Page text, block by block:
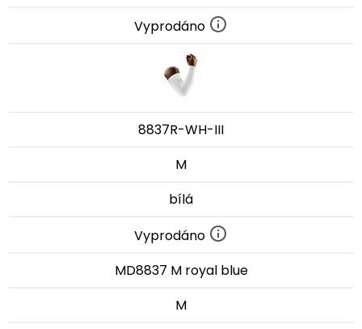
Vyprodáno
8837R-WH-III
M
bílá
Vyprodáno
MD8837 M royal blue
M